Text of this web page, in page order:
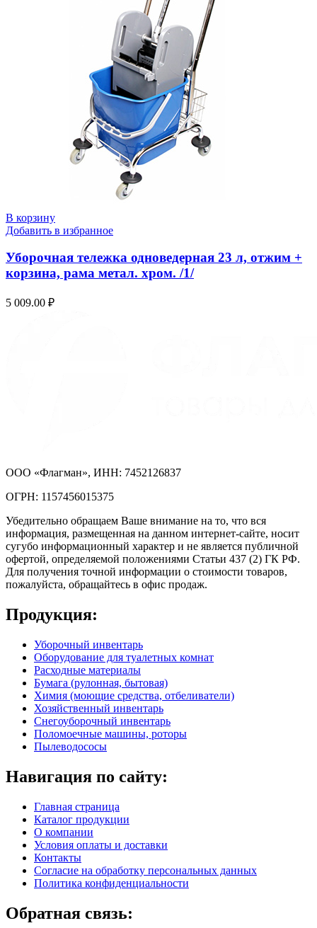
В корзину
Добавить в избранное
Уборочная тележка одноведерная 23 л, отжим +
корзина, рама метал. хром. /1/
5 009.00 ₽
ООО «Флагман», ИНН: 7452126837
ОГРН: 1157456015375
Убедительно обращаем Ваше внимание на то, что вся
информация, размещенная на данном интернет-сайте, носит
сугубо информационный характер и не является публичной
офертой, определяемой положениями Статьи 437 (2) ГК РФ.
Для получения точной информации о стоимости товаров,
пожалуйста, обращайтесь в офис продаж.
Продукция:
Уборочный инвентарь
Оборудование для туалетных комнат
Расходные материалы
Бумага (рулонная, бытовая)
Химия (моющие средства, отбеливатели)
Хозяйственный инвентарь
Снегоуборочный инвентарь
Поломоечные машины, роторы
Пылеводососы
Навигация по сайту:
Главная страница
Каталог продукции
О компании
Условия оплаты и доставки
Контакты
Согласие на обработку персональных данных
Политика конфиденциальности
Обратная связь: